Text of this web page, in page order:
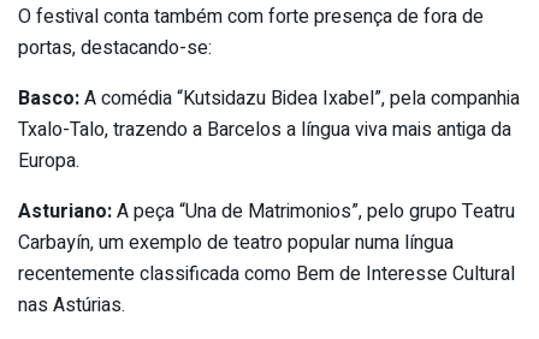
O festival conta também com forte presença de fora de
portas, destacando-se:
Basco:A comédia “Kutsidazu Bidea Ixabel”, pela companhia
Txalo-Talo, trazendo a Barcelos a língua viva mais antiga da
Europa.
Asturiano:A peça “Una de Matrimonios”, pelo grupo Teatru
Carbayín, um exemplo de teatro popular numa língua
recentemente classificada como Bem de Interesse Cultural
nas Astúrias.